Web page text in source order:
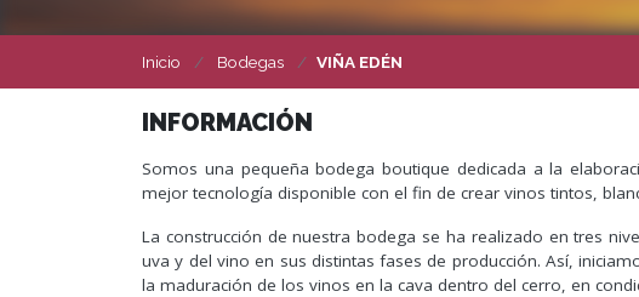
Inicio Bodegas VIÑA EDÉN
INFORMACIÓN
Somos una pequeña bodega boutique dedicada a la
mejor tecnología disponible con el fin de crear vinos tintos,
La construcción de nuestra bodega se ha realizado en tres
uva y del vino en sus distintas fases de producción. Así,
la maduración de los vinos en la cava dentro del cerro, en